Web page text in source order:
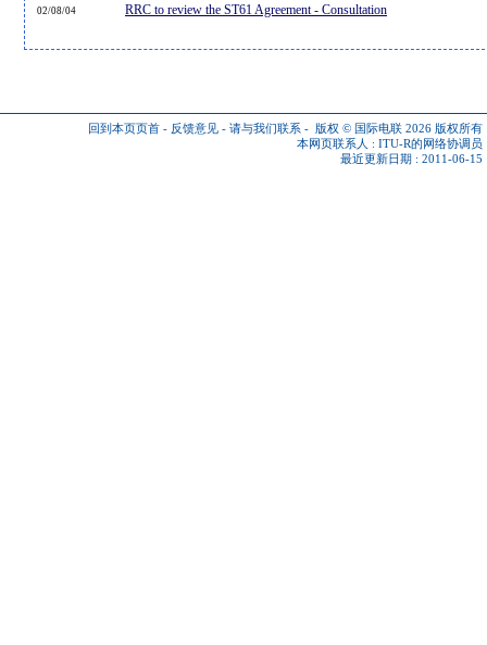
02/08/04 RRC to review the ST61 Agreement - Consultation
回到本页页首 - 反馈意见 - 请与我们联系 - 版权 © 国际电联 2026 版权所有
本网页联系人 : ITU-R的网络协调员
最近更新日期 : 2011-06-15